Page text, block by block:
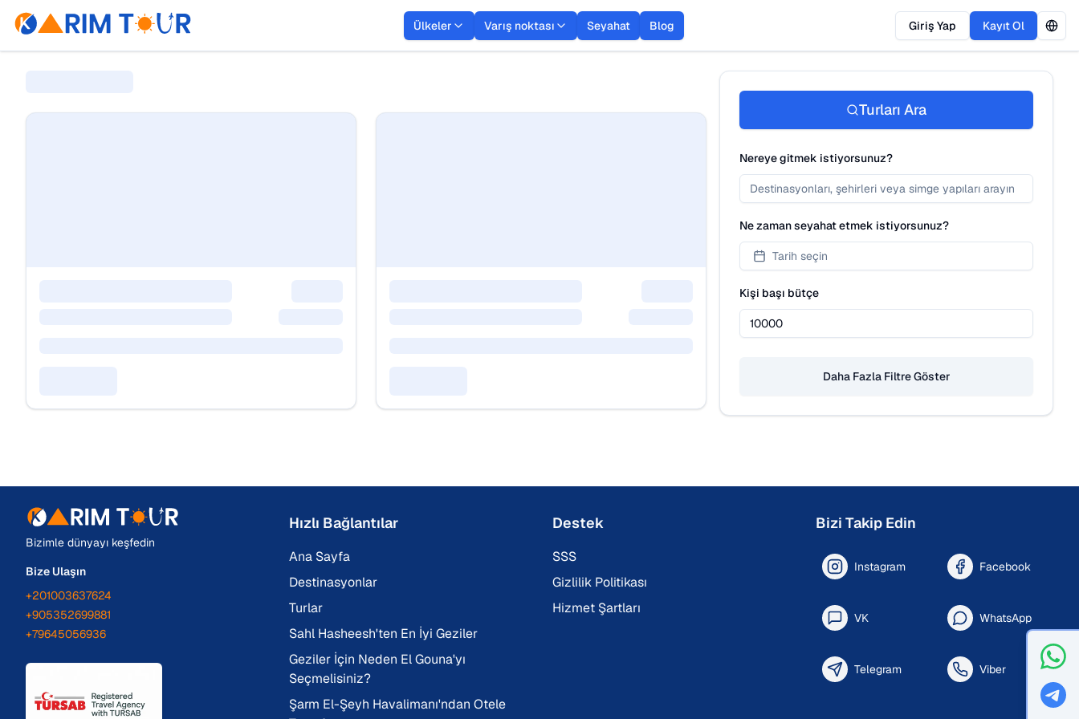
Ülkeler Varış noktası Seyahat Blog Giriş Yap Kayıt Ol
Turları Ara
Nereye gitmek istiyorsunuz?
Ne zaman seyahat etmek istiyorsunuz?
Tarih seçin
Kişi başı bütçe
Daha Fazla Filtre Göster
Bizimle dünyayı keşfedin
Bize Ulaşın
+201003637624
+905352699881
+79645056936
Hızlı Bağlantılar
Ana Sayfa
Destinasyonlar
Turlar
Sahl Hasheesh'ten En İyi Geziler
Geziler İçin Neden El Gouna'yı
Seçmelisiniz?
Şarm El-Şeyh Havalimanı'ndan Otele
Destek
SSS
Gizlilik Politikası
Hizmet Şartları
Bizi Takip Edin
Instagram Facebook
VK WhatsApp
Telegram Viber